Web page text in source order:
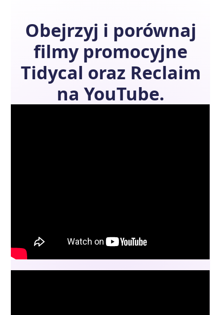
Obejrzyj i porównaj
filmy promocyjne
Tidycal oraz Reclaim
na YouTube.